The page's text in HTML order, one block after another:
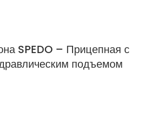
SPEDO – Прицепная с
подъемом